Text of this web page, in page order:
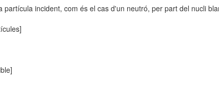
incident, com és el cas d'un neutró, per part del nucli